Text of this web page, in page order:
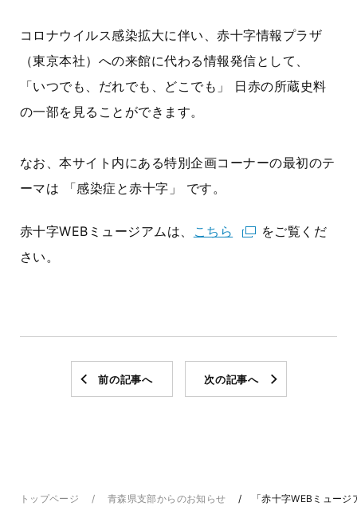
コロナウイルス感染拡大に伴い、赤十字情報プラザ
（東京本社）への来館に代わる情報発信として、
「いつでも、だれでも、どこでも」 日赤の所蔵史料
の一部を見ることができます。
なお、本サイト内にある特別企画コーナーの最初のテ
ーマは 「感染症と赤十字」 です。
赤十字WEBミュージアムは、 こちら
をご覧くだ
さい。
前の記事へ 次の記事へ
トップページ 青森県支部からのお知らせ 「赤十字WEBミュー